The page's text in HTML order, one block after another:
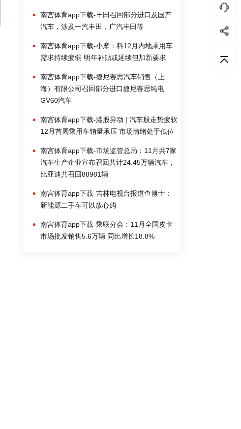
南宫体育app下载-丰田召回部分进口及国产
汽车，涉及一汽丰田，广汽丰田等
南宫体育app下载-小摩：料12月内地乘用车
需求持续疲弱 明年补贴或延续但加新要求
南宫体育app下载-捷尼赛思汽车销售（上
海）有限公司召回部分进口捷尼赛思纯电
GV60汽车
南宫体育app下载-港股异动 | 汽车股走势疲软
12月首周乘用车销量承压 市场情绪处于低位
南宫体育app下载-市场监管总局：11月共7家
汽车生产企业宣布召回共计24.45万辆汽车，
比亚迪共召回88981辆
南宫体育app下载-吉林电视台报道查博士：
新能源二手车可以放心购
南宫体育app下载-乘联分会：11月全国皮卡
市场批发销售5.6万辆 同比增长18.8%